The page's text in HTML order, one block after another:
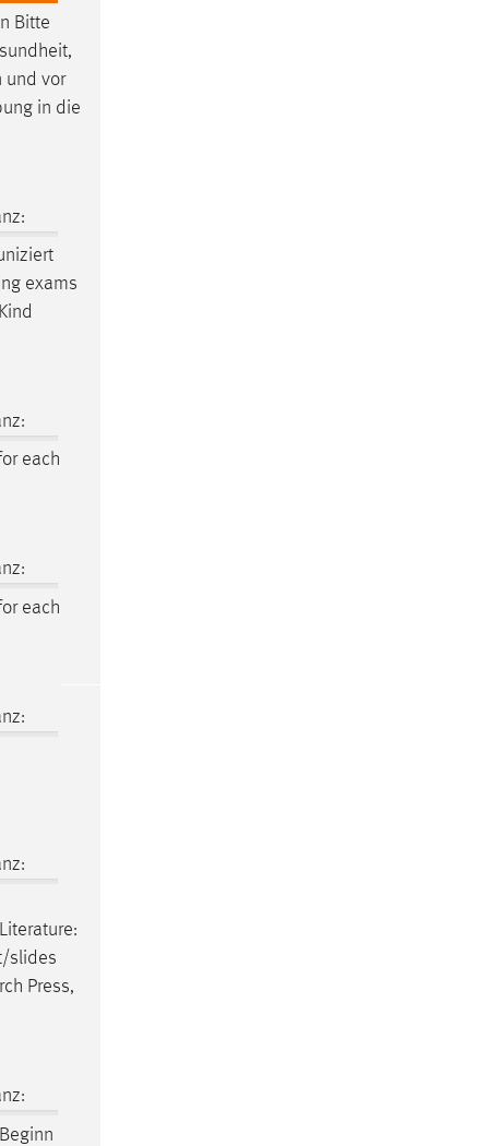
Bitte
und vor
in die
exams
each
each
slides
Press,